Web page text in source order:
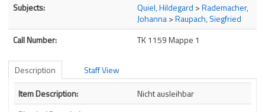
Subjects:
Quiel, Hildegard >Rademacher,
Johanna>Raupach, Siegfried
Call Number:
TK 1159 Mappe 1
Description
Staff View
Description
Item Description:
Nicht ausleihbar